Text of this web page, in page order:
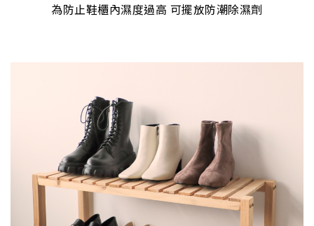
為防止鞋櫃內濕度過高 可擺放防潮除濕劑